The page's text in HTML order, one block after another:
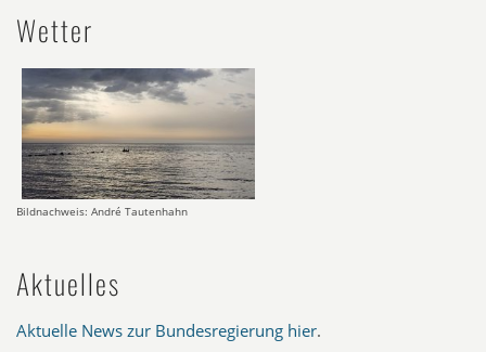
Wetter
Bildnachweis: André Tautenhahn
Aktuelles
Aktuelle News zur Bundesregierung hier.